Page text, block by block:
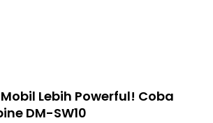
Lebih Powerful! Coba
DM-SW10